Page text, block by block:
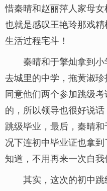
惜秦晴和赵丽萍人家母
也就是感叹王艳玲那戏
生活过程宅斗！
秦晴和于擎灿拿到
去城里的中学，拖黄淑
同意他们两个参加跳级
的，所以领导也很好说
跳级毕业，最后，秦晴
况下连初中毕业证也拿
知道，不用再来一次自我
其实，这次的初中